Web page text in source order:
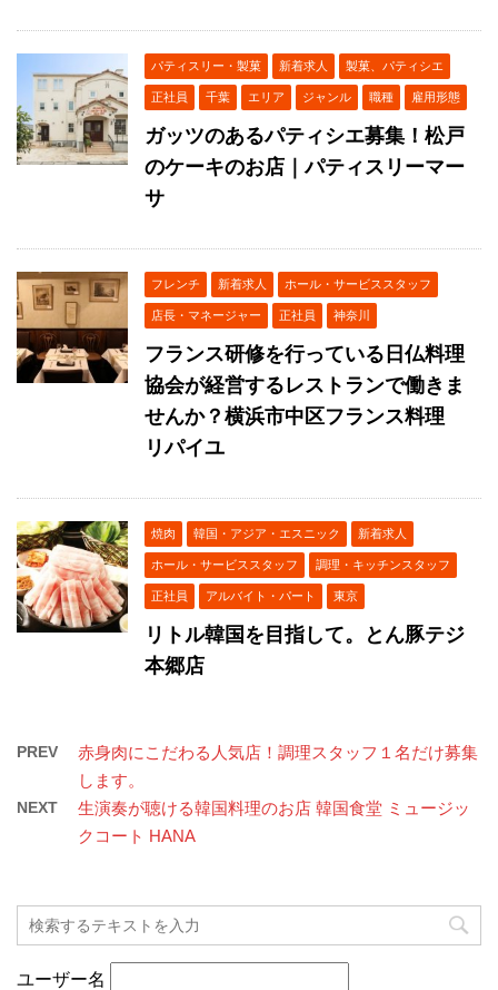
パティスリー・製菓 新着求人 製菓、パティシエ
正社員 千葉 エリア ジャンル 職種 雇用形態
ガッツのあるパティシエ募集！松戸
のケーキのお店｜パティスリーマー
サ
フレンチ 新着求人 ホール・サービススタッフ
店長・マネージャー 正社員 神奈川
フランス研修を行っている日仏料理
協会が経営するレストランで働きま
せんか？横浜市中区フランス料理
リパイユ
焼肉 韓国・アジア・エスニック 新着求人
ホール・サービススタッフ 調理・キッチンスタッフ
正社員 アルバイト・パート 東京
リトル韓国を目指して。とん豚テジ
本郷店
PREV
赤身肉にこだわる人気店！調理スタッフ１名だけ募集
します。
NEXT
生演奏が聴ける韓国料理のお店 韓国食堂 ミュージッ
クコート HANA
ユーザー名